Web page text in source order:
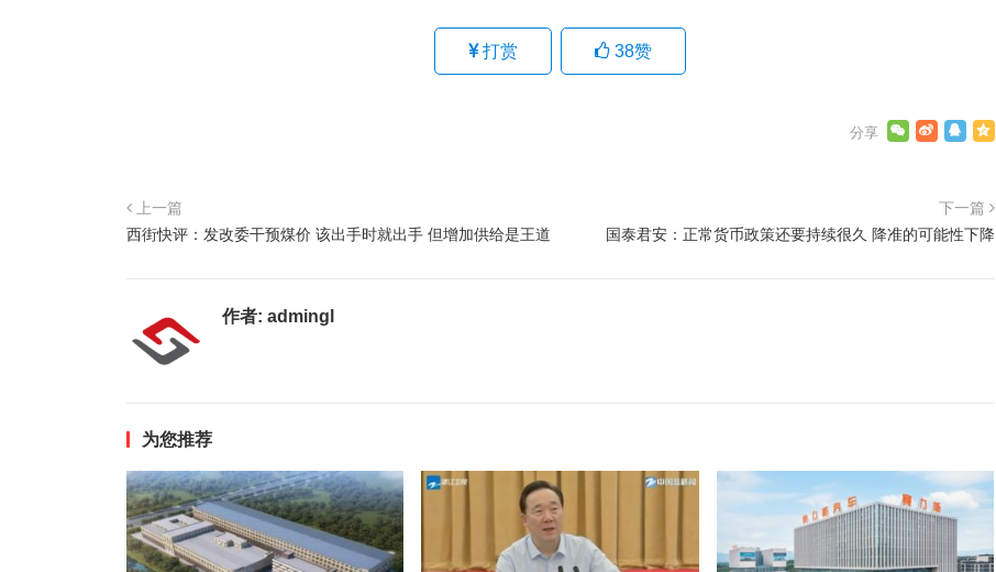
打赏 38赞
上一篇
西街快评：发改委干预煤价 该出手时就出手 但增加供给是王道
下一篇
国泰君安：正常货币政策还要持续很久 降准的可能性下降
作者: admingl
为您推荐